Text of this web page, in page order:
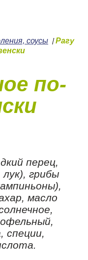
соусы /Рагу
по-
перец,
грибы
масло
специи,